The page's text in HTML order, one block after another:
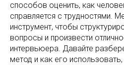
способов оценить, как
справляется с трудностями.
инструмент, чтобы
вопросы и произвести
интервьюера. Давайте
метод и как его